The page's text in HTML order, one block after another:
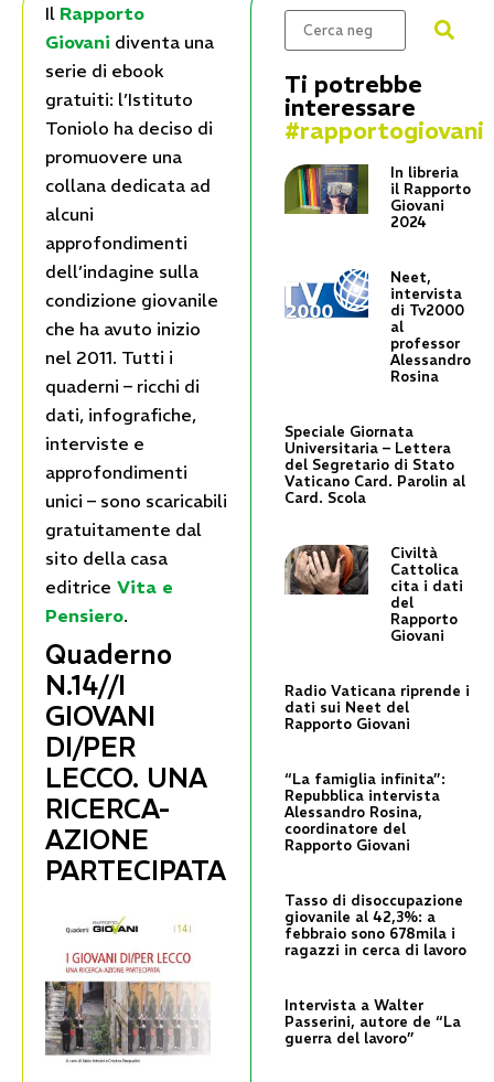
Il Rapporto
Giovani diventa una
serie di ebook
gratuiti: l’Istituto
Toniolo ha deciso di
promuovere una
collana dedicata ad
alcuni
approfondimenti
dell’indagine sulla
condizione giovanile
che ha avuto inizio
nel 2011. Tutti i
quaderni – ricchi di
dati, infografiche,
interviste e
approfondimenti
unici – sono scaricabili
gratuitamente dal
sito della casa
editrice Vita e
Pensiero.
Quaderno
N.14//I
GIOVANI
DI/PER
LECCO. UNA
RICERCA-
AZIONE
PARTECIPATA
Ti potrebbe
interessare
#rapportogiovani
In libreria
il Rapporto
Giovani
2024
Neet,
intervista
di Tv2000
al
professor
Alessandro
Rosina
Speciale Giornata
Universitaria – Lettera
del Segretario di Stato
Vaticano Card. Parolin al
Card. Scola
Civiltà
Cattolica
cita i dati
del
Rapporto
Giovani
Radio Vaticana riprende i
dati sui Neet del
Rapporto Giovani
“La famiglia infinita”:
Repubblica intervista
Alessandro Rosina,
coordinatore del
Rapporto Giovani
Tasso di disoccupazione
giovanile al 42,3%: a
febbraio sono 678mila i
ragazzi in cerca di lavoro
Intervista a Walter
Passerini, autore de “La
guerra del lavoro”